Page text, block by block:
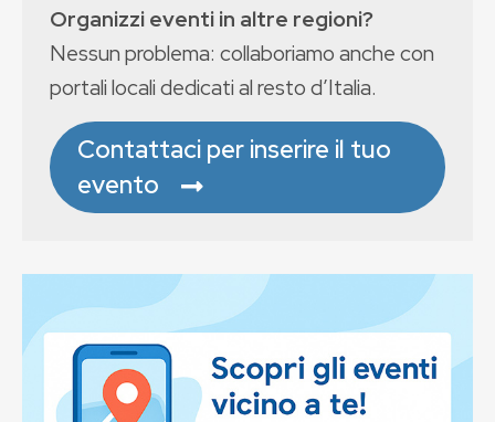
Organizzi eventi in altre regioni?
Nessun problema: collaboriamo anche con
portali locali dedicati al resto d’Italia.
Contattaci per inserire il tuo
evento